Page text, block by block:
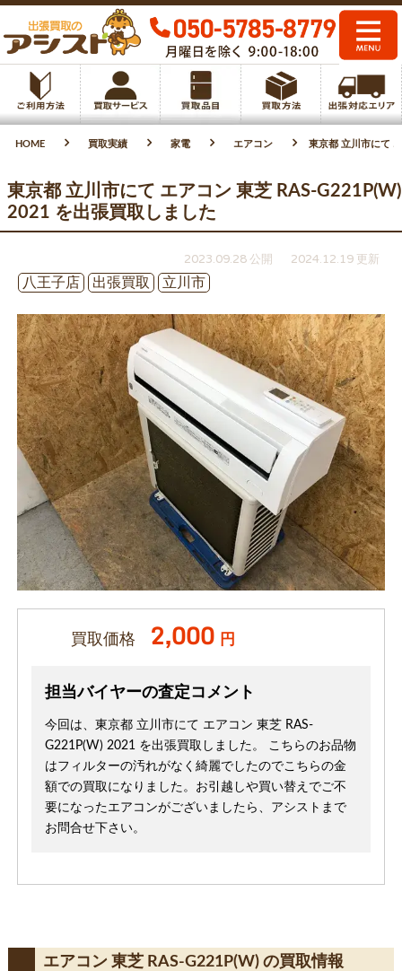
HOME 買取実績 家電 エアコン 東京都 立川市にて
東京都 立川市にて エアコン 東芝 RAS-G221P(W)
2021 を出張買取しました
2023.09.28 公開
2024.12.19 更新
八王子店
出張買取 立川市
買取価格 2,000 円
担当バイヤーの査定コメント
今回は、東京都 立川市にて エアコン 東芝 RAS-
G221P(W) 2021 を出張買取しました。 こちらのお品物
はフィルターの汚れがなく綺麗でしたのでこちらの金
額での買取になりました。お引越しや買い替えでご不
要になったエアコンがございましたら、アシストまで
お問合せ下さい。
エアコン 東芝 RAS-G221P(W) の買取情報